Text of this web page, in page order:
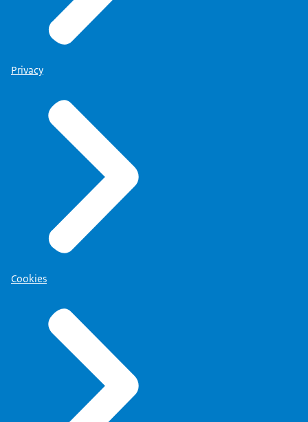
Privacy
Cookies